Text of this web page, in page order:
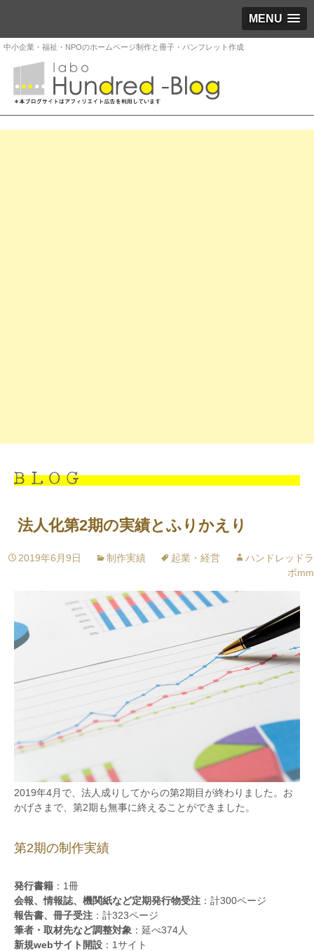
MENU
中小企業・福祉・NPOのホームページ制作と冊子・パンフレット作成
法人化第2期の実績とふりかえり
2019年6月9日 制作実績 起業・経営
ハンドレッドラ
ボmm
2019年4月で、法人成りしてからの第2期目が終わりました。お
かげさまで、第2期も無事に終えることができました。
第2期の制作実績
発行書籍 ：1冊
会報、情報誌、機関紙など定期発行物受注 ：計300ページ
報告書、冊子受注 ：計323ページ
筆者・取材先など調整対象 ：延べ374人
新規webサイト開設 ：1サイト